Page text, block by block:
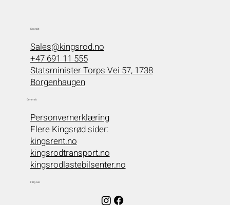
Kontakt
Sales@kingsrod.no
+47 691 11 555
Statsminister Torps Vei 57, 1738
Borgenhaugen
Generelt
Personvernerklæring
Flere Kingsrød sider:
kingsrent.no
kingsrodtransport.no
kingsrodlastebilsenter.no
Følg oss